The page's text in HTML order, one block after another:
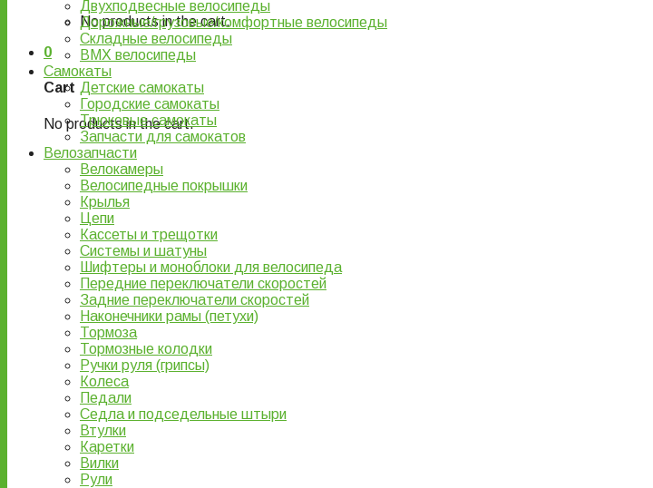
No products in the cart.
0
Cart
No products in the cart.
Двухподвесные велосипеды
Дорожные/грузовые/комфортные велосипеды
Складные велосипеды
BMX велосипеды
Самокаты
Детские самокаты
Городские самокаты
Трюковые самокаты
Запчасти для самокатов
Велозапчасти
Велокамеры
Велосипедные покрышки
Крылья
Цепи
Кассеты и трещотки
Системы и шатуны
Шифтеры и моноблоки для велосипеда
Передние переключатели скоростей
Задние переключатели скоростей
Наконечники рамы (петухи)
Тормоза
Тормозные колодки
Ручки руля (грипсы)
Колеса
Педали
Седла и подседельные штыри
Втулки
Каретки
Вилки
Рули